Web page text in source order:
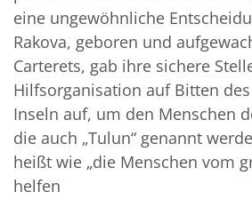
eine ungewöhnliche
Rakova, geboren und
Carterets, gab ihre sichere
Hilfsorganisation auf Bitten
Inseln auf, um den Menschen
die auch „Tulun“ genannt
heißt wie „die Menschen vom
helfen